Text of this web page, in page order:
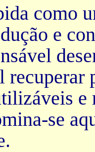
como
e
se